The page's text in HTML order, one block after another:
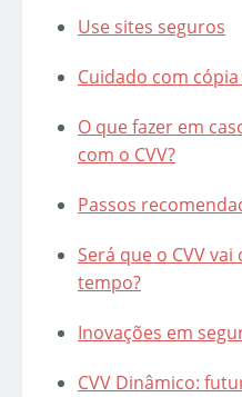
Use sites seguros
Cuidado com
O que fazer em
com o CVV?
Passos
Será que o CVV
tempo?
Inovações em
CVV Dinâmico: